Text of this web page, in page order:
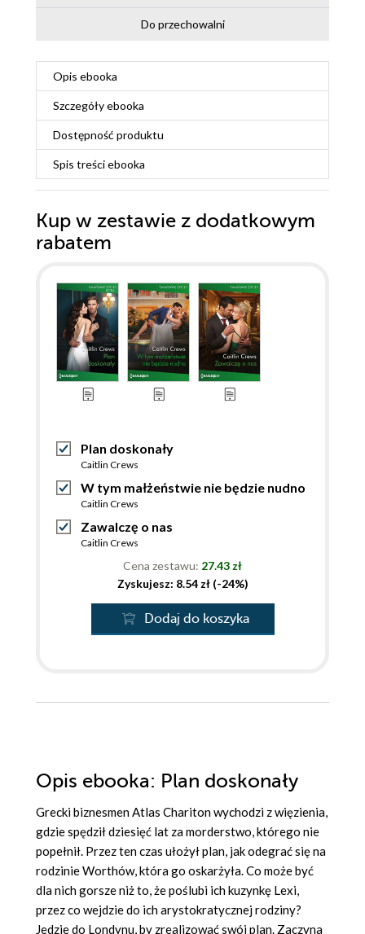
Do przechowalni
Opis ebooka
Szczegółyebooka
Dostępność produktu
Spis treściebooka
Kup w zestawie z dodatkowym
rabatem
Plan doskonały
Caitlin Crews
W tym małżeństwie nie będzie nudno
Caitlin Crews
Zawalczę o nas
Caitlin Crews
Cena zestawu: 27.43 zł
Zyskujesz: 8.54 zł (-24%)
Dodaj do koszyka
Opis ebooka: Plan doskonały
Grecki biznesmen Atlas Chariton wychodzi z więzienia,
gdzie spędził dziesięć lat za morderstwo, którego nie
popełnił. Przez ten czas ułożył plan, jak odegrać się na
rodzinie Worthów, która go oskarżyła. Co może być
dla nich gorsze niż to, że poślubi ich kuzynkę Lexi,
przez co wejdzie do ich arystokratycznej rodziny?
Jedzie do Londynu, by zrealizować swój plan. Zaczyna